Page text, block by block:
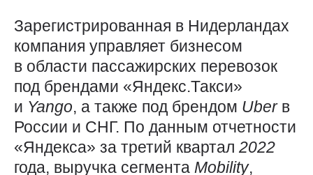
Зарегистрированная в Нидерландах
компания управляет бизнесом
в области пассажирских перевозок
под брендами «Яндекс.Такси»
и Yango, а также под брендом Uber в
России и СНГ. По данным отчетности
«Яндекса» за третий квартал 2022
года, выручка сегмента Mobility,